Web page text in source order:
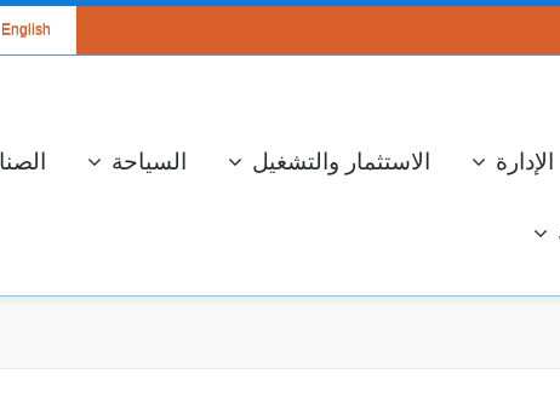
English
الإدارة الاستثمار والتشغيل السياحة